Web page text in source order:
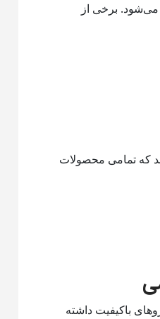
می‌شود. برخی از
که تمامی محصولات
باکیفیت داشته